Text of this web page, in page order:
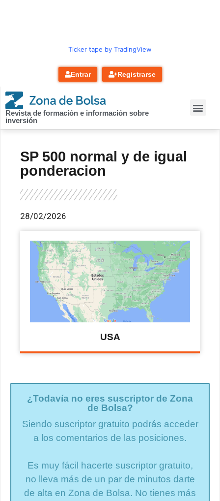
Ticker tape by TradingView
Entrar Registrarse
Revista de formación e información sobre
inversión
SP 500 normal y de igual
ponderacion
28/02/2026
USA
¿Todavía no eres suscriptor de Zona
de Bolsa?
Siendo suscriptor gratuito podrás acceder
a los comentarios de las posiciones.
Es muy fácil hacerte suscriptor gratuito,
no lleva más de un par de minutos darte
de alta en Zona de Bolsa. No tienes más